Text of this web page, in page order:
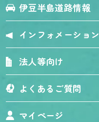
伊豆半島道路情報
インフォメーション
法人等向け
よくあるご質問
マイページ